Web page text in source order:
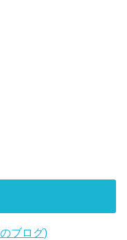
ブログ)